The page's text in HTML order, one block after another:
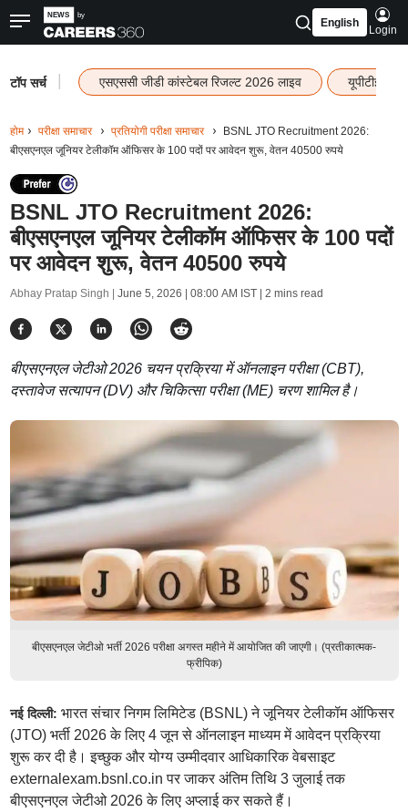
English
Login
टॉप सर्च एसएससी जीडी कांस्टेबल रिजल्ट 2026 लाइव यूपीटीईटी
होम परीक्षा समाचार प्रतियोगी परीक्षा समाचार
BSNL JTO Recruitment 2026:
बीएसएनएल जूनियर टेलीकॉम ऑफिसर के 100 पदों पर आवेदन शुरू, वेतन 40500 रुपये
BSNL JTO Recruitment 2026:
बीएसएनएल जूनियर टेलीकॉम ऑफिसर के 100 पदों
पर आवेदन शुरू, वेतन 40500 रुपये
Abhay Pratap Singh | June 5, 2026 | 08:00 AM IST| 2 mins read
बीएसएनएल जेटीओ 2026 चयन प्रक्रिया में ऑनलाइन परीक्षा (CBT),
दस्तावेज सत्यापन (DV) और चिकित्सा परीक्षा (ME) चरण शामिल है।
बीएसएनएल जेटीओ भर्ती 2026 परीक्षा अगस्त महीने में आयोजित की जाएगी। (प्रतीकात्मक-
फ्रीपिक)
नई दिल्ली: भारत संचार निगम लिमिटेड (BSNL) ने जूनियर टेलीकॉम ऑफिसर
(JTO) भर्ती 2026 के लिए 4 जून से ऑनलाइन माध्यम में आवेदन प्रक्रिया
शुरू कर दी है। इच्छुक और योग्य उम्मीदवार आधिकारिक वेबसाइट
externalexam.bsnl.co.in पर जाकर अंतिम तिथि 3 जुलाई तक
बीएसएनएल जेटीओ 2026 के लिए अप्लाई कर सकते हैं।